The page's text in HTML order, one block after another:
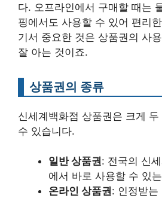
다. 오프라인에서 구매할 때는
핑에서도 사용할 수 있어 편리
기서 중요한 것은 상품권의 사
잘 아는 것이죠.
상품권의 종류
신세계백화점 상품권은 크게
수 있습니다.
일반 상품권: 전국의 신
에서 바로 사용할 수 있
온라인 상품권: 인정받는